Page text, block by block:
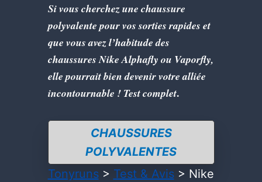
Si vous cherchez une chaussure
polyvalente pour vos sorties rapides et
que vous avez l’habitude des
chaussures Nike Alphafly ou Vaporfly,
elle pourrait bien devenir votre alliée
incontournable ! Test complet.
CHAUSSURES
POLYVALENTES
Tonyruns> Test & Avis> Nike